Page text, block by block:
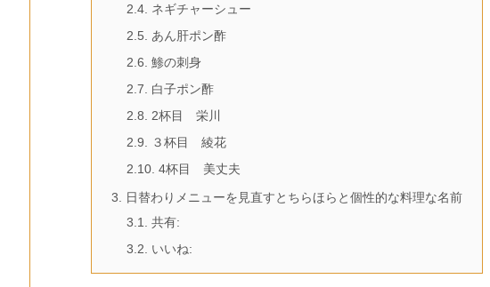
2.4. ネギチャーシュー
2.5.
あん肝ポン酢
2.6. 鯵の刺身
2.7.
白子ポン酢
2.8.
2杯目 栄川
2.9.
３杯目 綾花
2.10. 4杯目 美丈夫
3.
日替わりメニューを見直すとちらほらと個性的な料理な名前
3.1.
共有:
3.2.
いいね: